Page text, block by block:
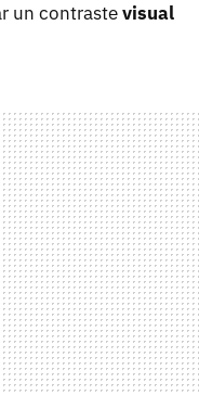
un contrastevisual